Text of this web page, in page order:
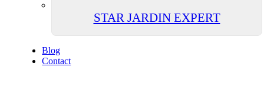
STAR JARDIN EXPERT
Blog
Contact